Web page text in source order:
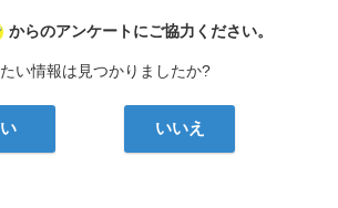
病院なび
からのアンケートにご協力ください。
い情報は見つかりましたか?
いいえ